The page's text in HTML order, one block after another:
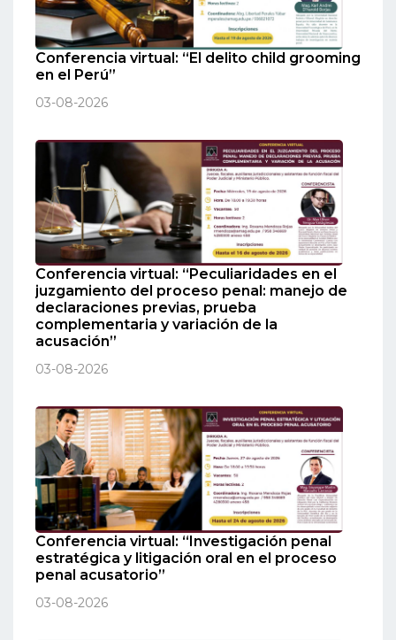
Conferencia virtual: “El delito child grooming
en el Perú”
03-08-2026
Conferencia virtual: “Peculiaridades en el
juzgamiento del proceso penal: manejo de
declaraciones previas, prueba
complementaria y variación de la
acusación”
03-08-2026
Conferencia virtual: “Investigación penal
estratégica y litigación oral en el proceso
penal acusatorio”
03-08-2026